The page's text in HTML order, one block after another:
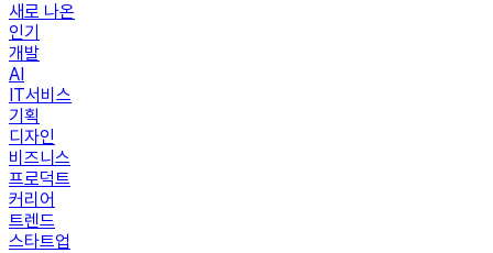
새로 나온
인기
개발
AI
IT서비스
기획
디자인
비즈니스
프로덕트
커리어
트렌드
스타트업